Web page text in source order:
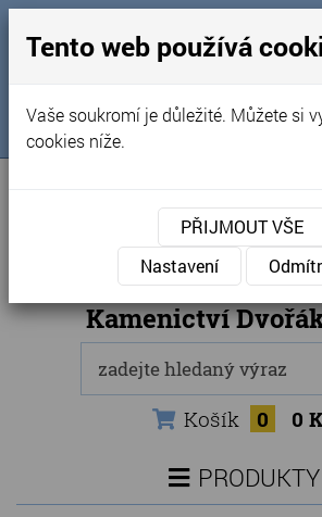
Obchodní
Kontakty
Naše kamenictví
Sledujte nás na
Internetový
Kamenictví
Košík 0 0
PRODUKTY
Tento web používá
Vaše soukromí je důležité. Můžete si
cookies níže.
PŘIJMOUT VŠE
Nastavení